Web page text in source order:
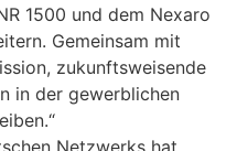
1500 und dem Nexaro
Gemeinsam mit
zukunftsweisende
in der gewerblichen
Netzwerks hat